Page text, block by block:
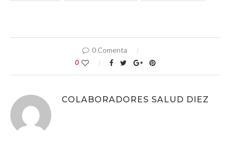
0 Comenta
0
COLABORADORES SALUD DIEZ